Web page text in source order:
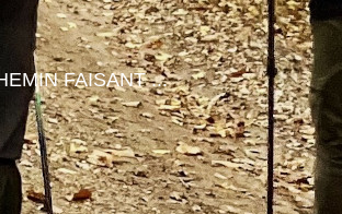
FAISANT ...